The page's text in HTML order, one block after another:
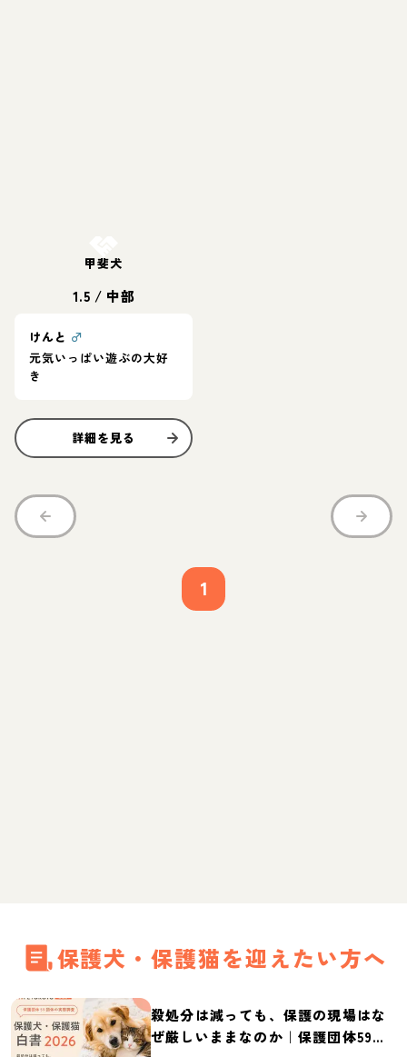
甲斐犬
1.5 / 中部
けんと ♂
元気いっぱい遊ぶの大好
き
詳細を見る
1
保護犬・保護猫を迎えたい方へ
殺処分は減っても、保護の現場はな
ぜ厳しいままなのか｜保護団体59団